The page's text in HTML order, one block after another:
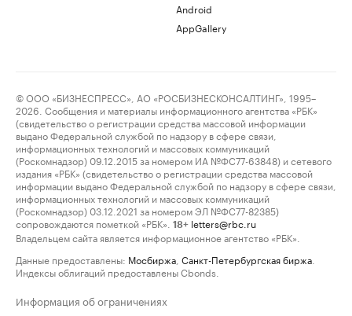
Android
AppGallery
© ООО «БИЗНЕСПРЕСС», АО «РОСБИЗНЕСКОНСАЛТИНГ», 1995–
2026. Сообщения и материалы информационного агентства «РБК»
(свидетельство о регистрации средства массовой информации
выдано Федеральной службой по надзору в сфере связи,
информационных технологий и массовых коммуникаций
(Роскомнадзор) 09.12.2015 за номером ИА №ФС77-63848) и сетевого
издания «РБК» (свидетельство о регистрации средства массовой
информации выдано Федеральной службой по надзору в сфере связи,
информационных технологий и массовых коммуникаций
(Роскомнадзор) 03.12.2021 за номером ЭЛ №ФС77-82385)
сопровождаются пометкой «РБК».
18+ letters@rbc.ru
Владельцем сайта является информационное агентство «РБК».
Данные предоставлены: Мосбиржа Санкт-Петербургская биржа
Индексы облигаций предоставлены Cbonds.
Информация об ограничениях